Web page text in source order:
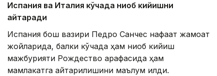
Испания ва Италия кўчада ниқоб кийишни
қайтаради
Испания бош вазири Педро Санчес нафақат жамоат
жойларида, балки кўчада ҳам ниқоб кийиш
мажбурияти Рождество арафасида ҳам
мамлакатга қайтарилишини маълум қилди.